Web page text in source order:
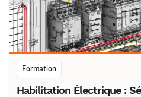
Formation
Habilitation Électrique :